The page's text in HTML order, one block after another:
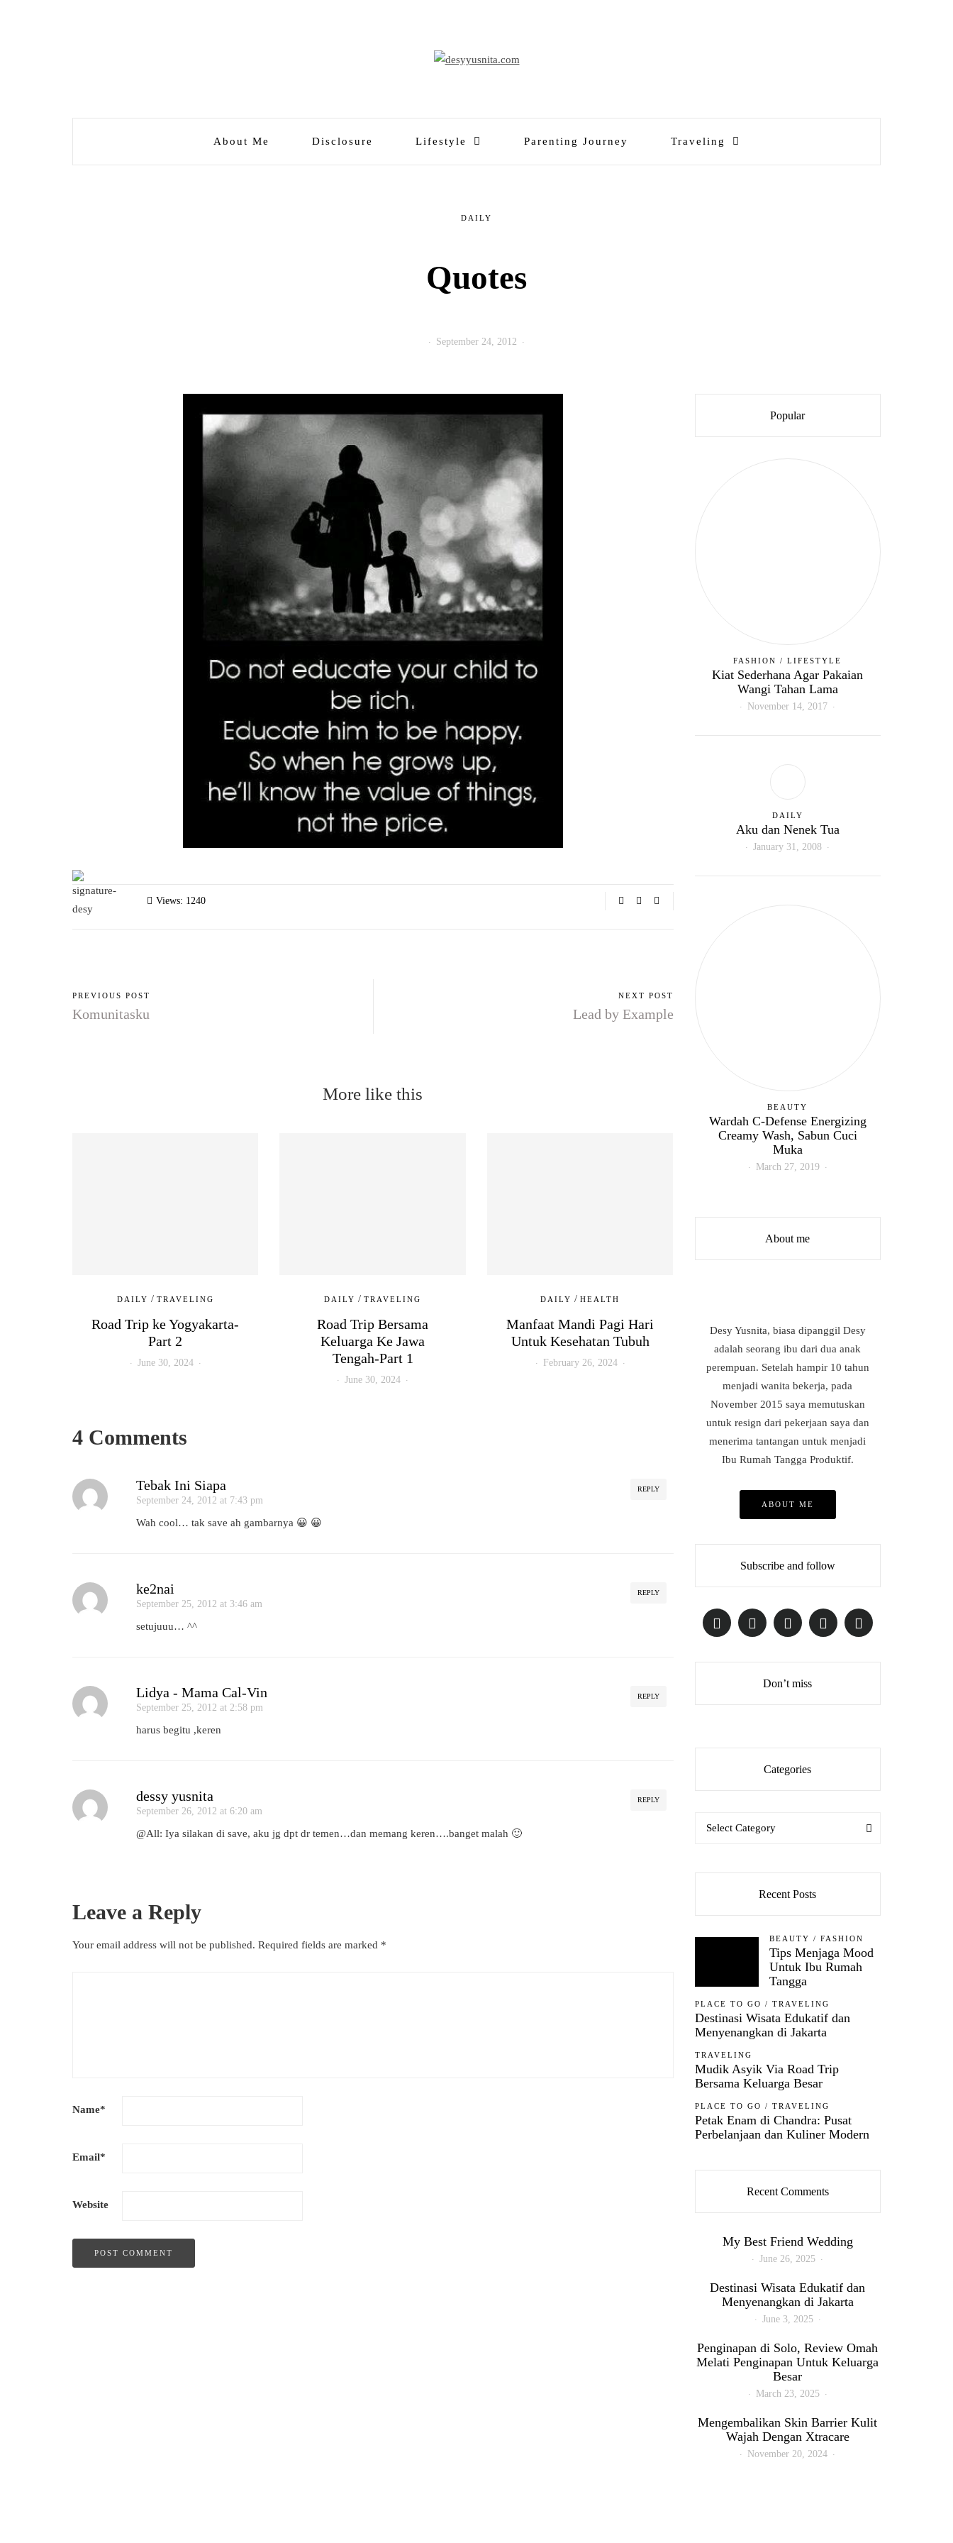
About Me Disclosure Lifestyle Parenting Journey Traveling
DAILY
Quotes
September 24, 2012
Views: 1240
PREVIOUS POST
Komunitasku
NEXT POST
Lead by Example
More like this
DAILY / TRAVELING
Road Trip ke Yogyakarta-
Part 2
June 30, 2024
DAILY /TRAVELING
Road Trip Bersama
Keluarga Ke Jawa
Tengah-Part 1
June 30, 2024
DAILY /HEALTH
Manfaat Mandi Pagi Hari
Untuk Kesehatan Tubuh
February 26, 2024
4 Comments
REPLY
Tebak Ini Siapa
September 24, 2012 at 7:43 pm
Wah cool… tak save ah gambarnya 😀 😀
REPLY
ke2nai
September 25, 2012 at 3:46 am
setujuuu… ^^
REPLY
Lidya - Mama Cal-Vin
September 25, 2012 at 2:58 pm
harus begitu ,keren
REPLY
dessy yusnita
September 26, 2012 at 6:20 am
@All: Iya silakan di save, aku jg dpt dr temen…dan memang keren….banget malah 🙂
Leave a Reply
Your email address will not be published. Required fields are marked *
Name*
Email*
Website
Popular
FASHION /LIFESTYLE
Kiat Sederhana Agar Pakaian
Wangi Tahan Lama
November 14, 2017
DAILY
Aku dan Nenek Tua
January 31, 2008
BEAUTY
Wardah C-Defense Energizing
Creamy Wash, Sabun Cuci
Muka
March 27, 2019
About me
Desy Yusnita, biasa dipanggil Desy
adalah seorang ibu dari dua anak
perempuan. Setelah hampir 10 tahun
menjadi wanita bekerja, pada
November 2015 saya memutuskan
untuk resign dari pekerjaan saya dan
menerima tantangan untuk menjadi
Ibu Rumah Tangga Produktif.
ABOUT ME
Subscribe and follow
Don’t miss
Categories
Select Category
Recent Posts
BEAUTY / FASHION
Tips Menjaga Mood
Untuk Ibu Rumah
Tangga
PLACE TO GO / TRAVELING
Destinasi Wisata Edukatif dan
Menyenangkan di Jakarta
TRAVELING
Mudik Asyik Via Road Trip
Bersama Keluarga Besar
PLACE TO GO / TRAVELING
Petak Enam di Chandra: Pusat
Perbelanjaan dan Kuliner Modern
Recent Comments
My Best Friend Wedding
June 26, 2025
Destinasi Wisata Edukatif dan
Menyenangkan di Jakarta
June 3, 2025
Penginapan di Solo, Review Omah
Melati Penginapan Untuk Keluarga
Besar
March 23, 2025
Mengembalikan Skin Barrier Kulit
Wajah Dengan Xtracare
November 20, 2024